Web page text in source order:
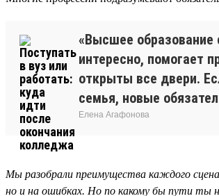
«Высшее
интересно, помогает
открыты все двери.
семья, новые
Елена Агафонова
Мы разобрали преимущества каждого
но и на ошибках. Но по какому бы пути ты